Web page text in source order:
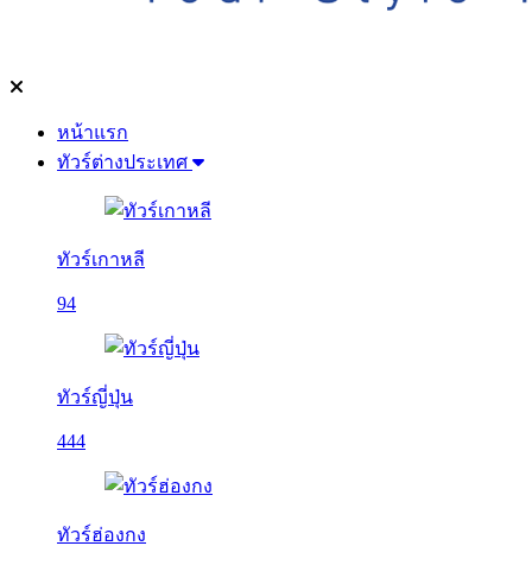
หน้าแรก
ทัวร์ต่างประเทศ
ทัวร์เกาหลี
94
ทัวร์ญี่ปุ่น
444
ทัวร์ฮ่องกง